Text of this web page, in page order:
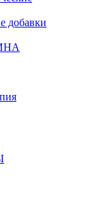
добавки